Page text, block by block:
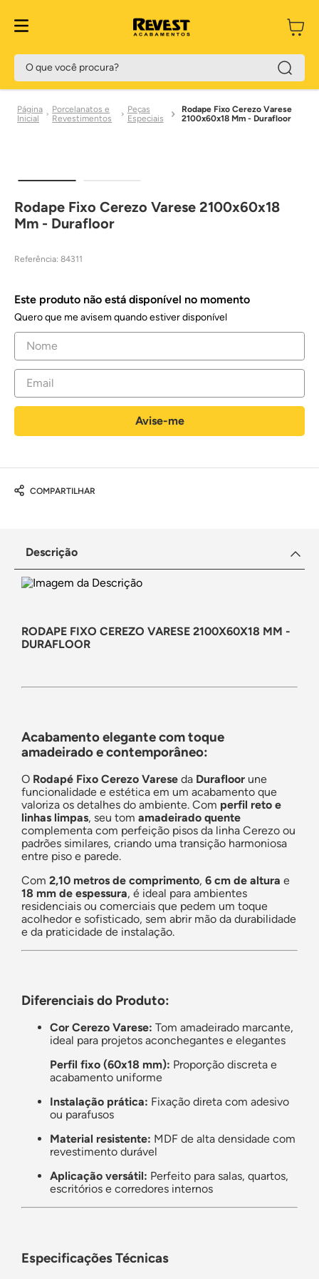
O que você procura?
Porcelanatos e
Revestimentos
Peças
Especiais
Rodape Fixo Cerezo Varese
2100x60x18 Mm - Durafloor
Rodape Fixo Cerezo Varese 2100x60x18
Mm - Durafloor
Referência: 84311
Este produto não está disponível no momento
Quero que me avisem quando estiver disponível
COMPARTILHAR
Descrição
RODAPE FIXO CEREZO VARESE 2100X60X18 MM -
DURAFLOOR
Acabamento elegante com toque
amadeirado e contemporâneo:
O Rodapé Fixo Cerezo Varese da Durafloor une
funcionalidade e estética em um acabamento que
valoriza os detalhes do ambiente. Com perfil reto e
linhas limpas, seu tom amadeirado quente
complementa com perfeição pisos da linha Cerezo ou
padrões similares, criando uma transição harmoniosa
entre piso e parede.
Com 2,10 metros de comprimento, 6 cm de altura e
18 mm de espessura, é ideal para ambientes
residenciais ou comerciais que pedem um toque
acolhedor e sofisticado, sem abrir mão da durabilidade
e da praticidade de instalação.
Diferenciais do Produto:
Cor Cerezo Varese: Tom amadeirado marcante,
ideal para projetos aconchegantes e elegantes
Perfil fixo (60x18 mm): Proporção discreta e
acabamento uniforme
Instalação prática: Fixação direta com adesivo
ou parafusos
Material resistente: MDF de alta densidade com
revestimento durável
Aplicação versátil: Perfeito para salas, quartos,
escritórios e corredores internos
Especificações Técnicas